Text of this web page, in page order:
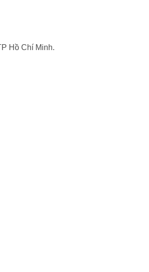
Hồ Chí Minh.